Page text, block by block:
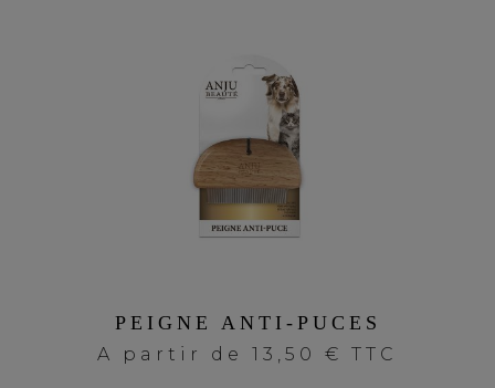
PEIGNE ANTI-PUCES
A partir de 13,50 € TTC